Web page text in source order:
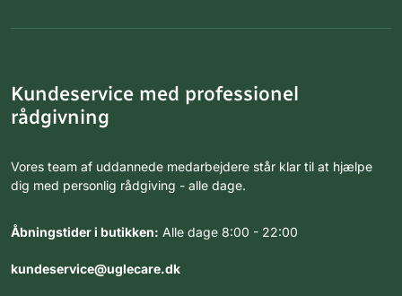
Kundeservice med professionel
rådgivning
Vores team af uddannede medarbejdere står klar til at hjælpe
dig med personlig rådgiving - alle dage.
Åbningstider i butikken: Alle dage 8:00 - 22:00
kundeservice@uglecare.dk